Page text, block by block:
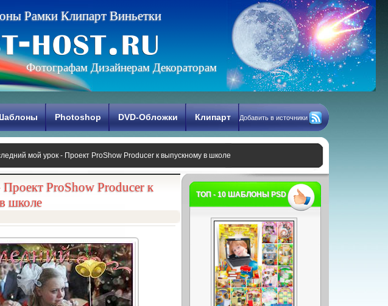
ны Рамки Клипарт Виньетки
Фотографам Дизайнерам Декораторам
Photoshop DVD-Обложки Клипарт Добавить в источники
мой урок - Проект ProShow Producer к выпускному в школе
ProShow Producer к
школе
ТОП - 10 ШАБЛОНЫ PSD